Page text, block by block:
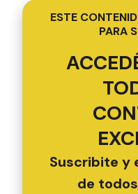
ESTE
PARA
Suscribite y
de